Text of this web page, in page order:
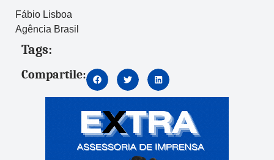
Fábio Lisboa
Agência Brasil
Tags:
Compartile: